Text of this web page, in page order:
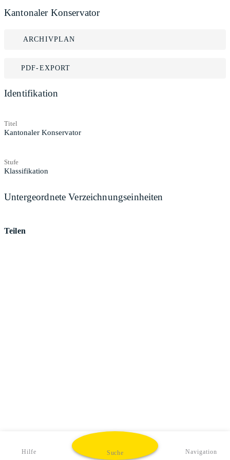
Kantonaler Konservator
ARCHIVPLAN
PDF-EXPORT
Identifikation
Titel
Kantonaler Konservator
Stufe
Klassifikation
Untergeordnete Verzeichnungseinheiten
Teilen
Hilfe Suche Navigation